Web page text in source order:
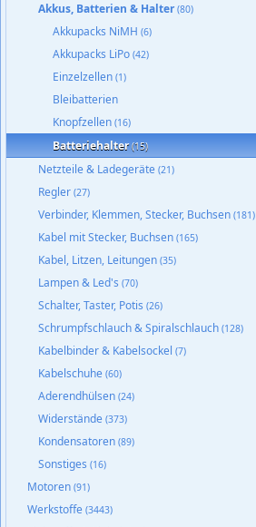
Akkus, Batterien & Halter(80)
Akkupacks NiMH (6)
Akkupacks LiPo (42)
Einzelzellen (1)
Bleibatterien
Knopfzellen (16)
Batteriehalter(15)
Netzteile & Ladegeräte (21)
Regler (27)
Verbinder, Klemmen, Stecker, Buchsen (181)
Kabel mit Stecker, Buchsen (165)
Kabel, Litzen, Leitungen (35)
Lampen & Led's (70)
Schalter, Taster, Potis (26)
Schrumpfschlauch & Spiralschlauch (128)
Kabelbinder & Kabelsockel (7)
Kabelschuhe (60)
Aderendhülsen (24)
Widerstände (373)
Kondensatoren (89)
Sonstiges (16)
Motoren (91)
Werkstoffe (3443)